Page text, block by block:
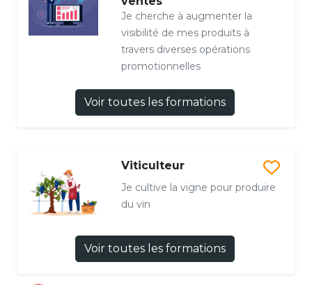
Je cherche à augmenter la
visibilité de mes produits à
travers diverses opérations
promotionnelles
Voir toutes les formations
Viticulteur
Je cultive la vigne pour produire
du vin
Voir toutes les formations